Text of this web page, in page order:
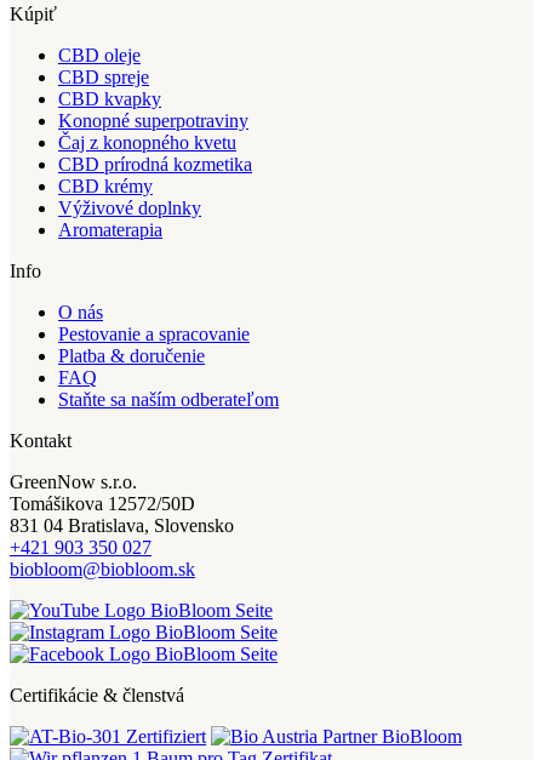
Kúpiť
CBD oleje
CBD spreje
CBD kvapky
Konopné superpotraviny
Čaj z konopného kvetu
CBD prírodná kozmetika
CBD krémy
Výživové doplnky
Aromaterapia
Info
O nás
Pestovanie a spracovanie
Platba & doručenie
FAQ
Staňte sa naším odberateľom
Kontakt
GreenNow s.r.o.
Tomášikova 12572/50D
831 04 Bratislava, Slovensko
+421 903 350 027
biobloom@biobloom.sk
Certifikácie & členstvá